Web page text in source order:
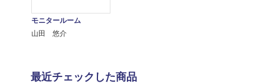
モニタールーム
山田 悠介
最近チェックした商品